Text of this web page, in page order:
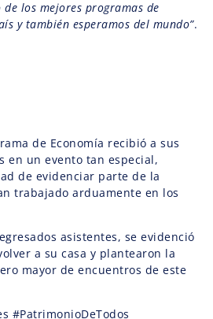
los mejores programas de
y también esperamos del mundo”.
de Economía recibió a sus
en un evento tan especial,
de evidenciar parte de la
trabajado arduamente en los
asistentes, se evidenció
a su casa y plantearon la
mayor de encuentros de este
#PatrimonioDeTodos